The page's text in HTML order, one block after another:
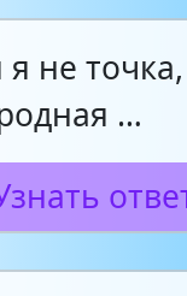
не точка,
…